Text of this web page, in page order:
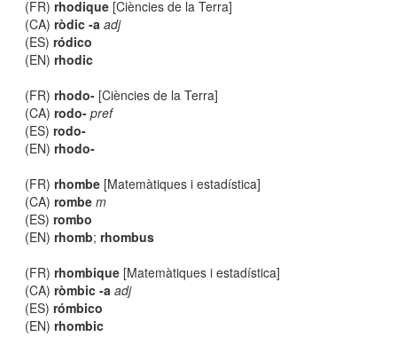
(FR)rhodique [Ciències de la Terra]
(CA)ròdic -a adj
(ES)ródico
(EN)rhodic
(FR)rhodo- [Ciències de la Terra]
(CA)rodo- pref
(ES)rodo-
(EN)rhodo-
(FR)rhombe [Matemàtiques i estadística]
(CA)rombe m
(ES)rombo
(EN)rhomb;rhombus
(FR)rhombique [Matemàtiques i estadística]
(CA)ròmbic -a adj
(ES)rómbico
(EN)rhombic